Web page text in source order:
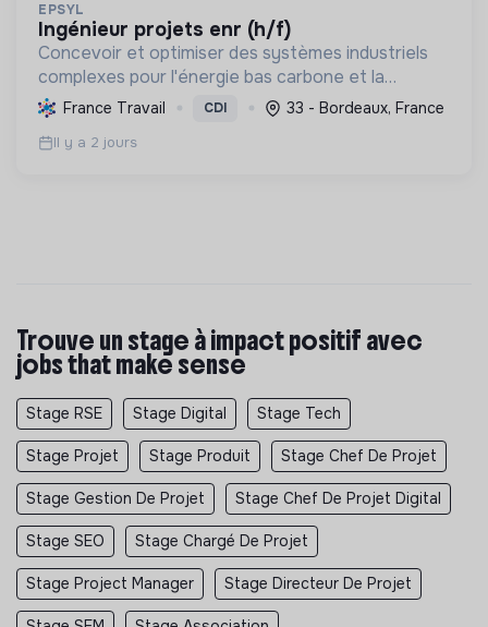
EPSYL
ingénieur projets enr (h/f)
Concevoir et optimiser des systèmes industriels
complexes pour l'énergie bas carbone et la
mobilité durable, en s'appuyant sur l'innovation et
une démarche RSE.
France Travail CDI 33 - Bordeaux, France
Il y a 2 jours
Trouve un stage à impact positif avec
jobs that make sense
Stage RSE Stage Digital Stage Tech
Stage Projet Stage Produit Stage Chef De Projet
Stage Gestion De Projet Stage Chef De Projet Digital
Stage SEO Stage Chargé De Projet
Stage Project Manager Stage Directeur De Projet